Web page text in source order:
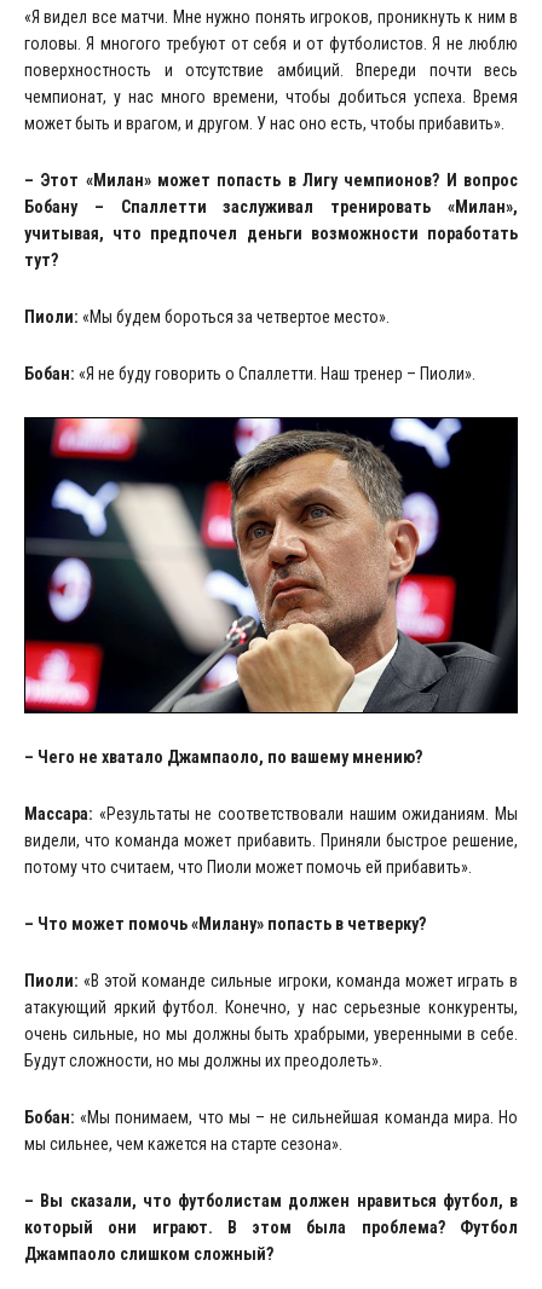
«Я видел все матчи. Мне нужно понять игроков, проникнуть к ним в
головы. Я многого требуют от себя и от футболистов. Я не люблю
поверхностность и отсутствие амбиций. Впереди почти весь
чемпионат, у нас много времени, чтобы добиться успеха. Время
может быть и врагом, и другом. У нас оно есть, чтобы прибавить».
– Этот «Милан» может попасть в Лигу чемпионов? И вопрос
Бобану – Спаллетти заслуживал тренировать «Милан»,
учитывая, что предпочел деньги возможности поработать
тут?
Пиоли: «Мы будем бороться за четвертое место».
Бобан: «Я не буду говорить о Спаллетти. Наш тренер – Пиоли».
– Чего не хватало Джампаоло, по вашему мнению?
Массара: «Результаты не соответствовали нашим ожиданиям. Мы
видели, что команда может прибавить. Приняли быстрое решение,
потому что считаем, что Пиоли может помочь ей прибавить».
– Что может помочь «Милану» попасть в четверку?
Пиоли: «В этой команде сильные игроки, команда может играть в
атакующий яркий футбол. Конечно, у нас серьезные конкуренты,
очень сильные, но мы должны быть храбрыми, уверенными в себе.
Будут сложности, но мы должны их преодолеть».
Бобан: «Мы понимаем, что мы – не сильнейшая команда мира. Но
мы сильнее, чем кажется на старте сезона».
– Вы сказали, что футболистам должен нравиться футбол, в
который они играют. В этом была проблема? Футбол
Джампаоло слишком сложный?